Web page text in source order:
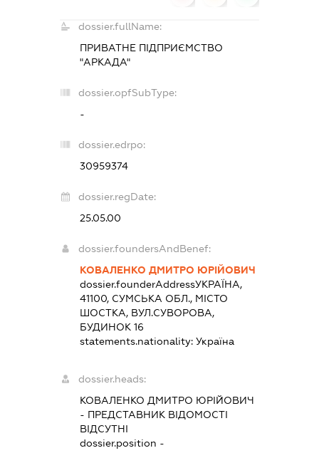
dossier.fullName:
ПРИВАТНЕ ПІДПРИЄМСТВО
"АРКАДА"
dossier.opfSubType:
-
dossier.edrpo:
30959374
dossier.regDate:
25.05.00
dossier.foundersAndBenef:
КОВАЛЕНКО ДМИТРО ЮРІЙОВИЧ
dossier.founderAddressУКРАЇНА,
41100, СУМСЬКА ОБЛ., МІСТО
ШОСТКА, ВУЛ.СУВОРОВА,
БУДИНОК 16
statements.nationality:Україна
dossier.heads:
КОВАЛЕНКО ДМИТРО ЮРІЙОВИЧ
- ПРЕДСТАВНИК ВІДОМОСТІ
ВІДСУТНІ
dossier.position -